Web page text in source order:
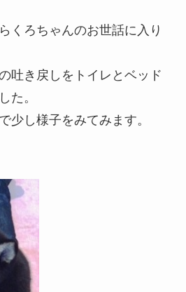
くろちゃんのお世話に入り
吐き戻しをトイレとベッド
た。
少し様子をみてみます。